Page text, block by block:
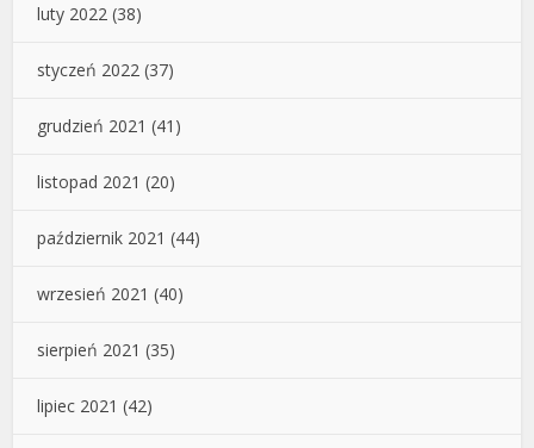
luty 2022 (38)
styczeń 2022 (37)
grudzień 2021 (41)
listopad 2021 (20)
październik 2021 (44)
wrzesień 2021 (40)
sierpień 2021 (35)
lipiec 2021 (42)